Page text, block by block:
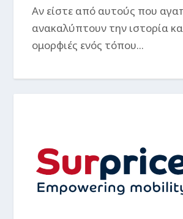
Αν είστε από αυτούς που
ανακαλύπτουν την ιστορία
ομορφιές ενός τόπου...